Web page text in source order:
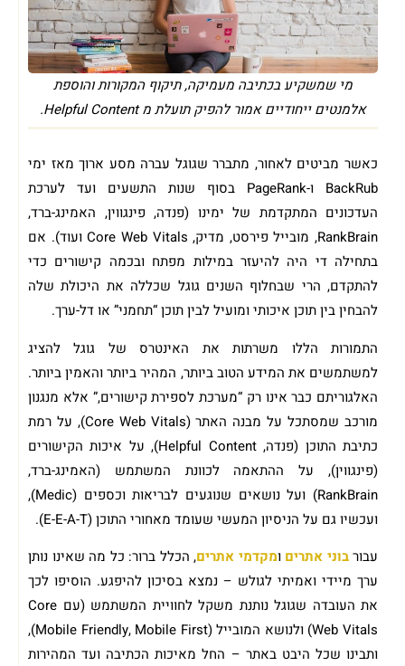
מי שמשקיע בכתיבה מעמיקה, תיקוף המקורות והוספת
אלמנטים ייחודיים אמור להפיק תועלת מ Helpful Content.
כאשר מביטים לאחור, מתברר שגוגל עברה מסע ארוך מאז ימי
BackRub ו-PageRank בסוף שנות התשעים ועד לערכת
העדכונים המתקדמת של ימינו (פנדה, פינגווין, האמינג-ברד,
RankBrain, מובייל פירסט, מדיק, Core Web Vitals ועוד). אם
בתחילה די היה להיעזר במילות מפתח ובכמה קישורים כדי
להתקדם, הרי שבחלוף השנים גוגל שכללה את היכולת שלה
להבחין בין תוכן איכותי ומועיל לבין תוכן “תחמני” או דל-ערך.
התמורות הללו משרתות את האינטרס של גוגל להציג
למשתמשים את המידע הטוב ביותר, המהיר ביותר והאמין ביותר.
האלגוריתם כבר אינו רק “מערכת לספירת קישורים,” אלא מנגנון
מורכב שמסתכל על מבנה האתר (Core Web Vitals), על רמת
כתיבת התוכן (פנדה, Helpful Content), על איכות הקישורים
(פינגווין), על ההתאמה לכוונת המשתמש (האמינג-ברד,
RankBrain) ועל נושאים שנוגעים לבריאות וכספים (Medic),
ועכשיו גם על הניסיון המעשי שעומד מאחורי התוכן (E-E-A-T).
עבורבוני אתרים ומקדמי אתרים, הכלל ברור: כל מה שאינו נותן
ערך מיידי ואמיתי לגולש – נמצא בסיכון להיפגע. הוסיפו לכך
את העובדה שגוגל נותנת משקל לחוויית המשתמש (עם Core
Web Vitals) ולנושא המובייל (Mobile Friendly, Mobile First),
ותבינו שכל היבט באתר – החל מאיכות הכתיבה ועד המהירות